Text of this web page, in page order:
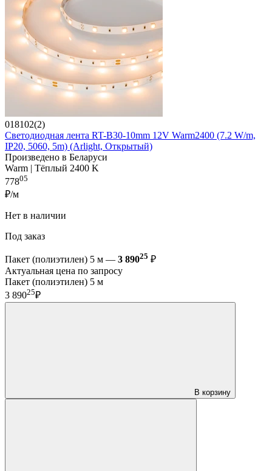
018102(2)
Светодиодная лента RT-B30-10mm 12V Warm2400 (7.2 W/m,
IP20, 5060, 5m) (Arlight, Открытый)
Произведено в Беларуси
Warm | Тёплый 2400 K
77805
₽/м
Нет в наличии
Под заказ
Пакет (полиэтилен) 5 м — 3 89025 ₽
Актуальная цена по запросу
Пакет (полиэтилен) 5 м
3 89025₽
В корзину